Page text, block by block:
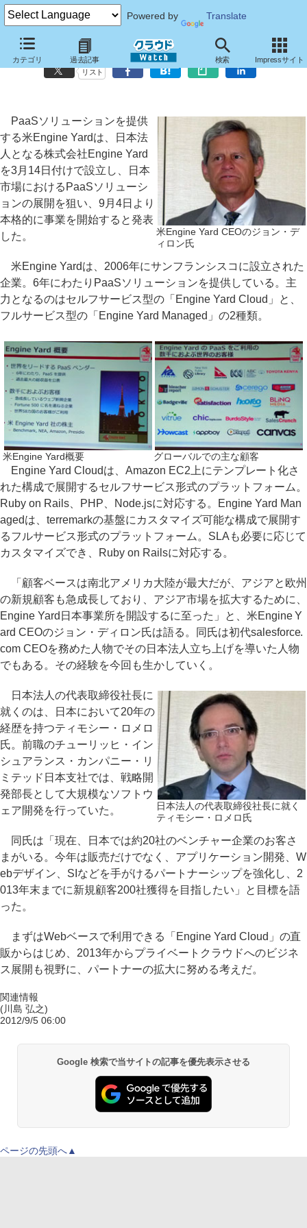
Powered by Translate
カテゴリ 過去記事 検索 Impressサイト
PaaSソリューションを提供する米Engine Yard、日本法人を設立
リスト
米Engine Yard CEOのジョン・デ
ィロン氏
PaaSソリューションを提供
する米Engine Yardは、日本法
人となる株式会社Engine Yard
を3月14日付けで設立し、日本
市場におけるPaaSソリューシ
ョンの展開を狙い、9月4日より
本格的に事業を開始すると発表
した。
米Engine Yardは、2006年にサンフランシスコに設立された
企業。6年にわたりPaaSソリューションを提供している。主
力となるのはセルフサービス型の「Engine Yard Cloud」と、
フルサービス型の「Engine Yard Managed」の2種類。
米Engine Yard概要 グローバルでの主な顧客
Engine Yard Cloudは、Amazon EC2上にテンプレート化さ
れた構成で展開するセルフサービス形式のプラットフォーム。
Ruby on Rails、PHP、Node.jsに対応する。Engine Yard Man
agedは、terremarkの基盤にカスタマイズ可能な構成で展開す
るフルサービス形式のプラットフォーム。SLAも必要に応じて
カスタマイズでき、Ruby on Railsに対応する。
「顧客ベースは南北アメリカ大陸が最大だが、アジアと欧州
の新規顧客も急成長しており、アジア市場を拡大するために、
Engine Yard日本事業所を開設するに至った」と、米Engine Y
ard CEOのジョン・ディロン氏は語る。同氏は初代salesforce.
com CEOを務めた人物でその日本法人立ち上げを導いた人物
でもある。その経験を今回も生かしていく。
日本法人の代表取締役社長に就く
ティモシー・ロメロ氏
日本法人の代表取締役社長に
就くのは、日本において20年の
経歴を持つティモシー・ロメロ
氏。前職のチューリッヒ・イン
シュアランス・カンパニー・リ
ミテッド日本支社では、戦略開
発部長として大規模なソフトウ
ェア開発を行っていた。
同氏は「現在、日本では約20社のベンチャー企業のお客さ
まがいる。今年は販売だけでなく、アプリケーション開発、W
ebデザイン、SIなどを手がけるパートナーシップを強化し、2
013年末までに新規顧客200社獲得を目指したい」と目標を語
った。
まずはWebベースで利用できる「Engine Yard Cloud」の直
販からはじめ、2013年からプライベートクラウドへのビジネ
ス展開も視野に、パートナーの拡大に努める考えだ。
関連情報
(川島 弘之)
2012/9/5 06:00
Google 検索で当サイトの記事を優先表示させる
ページの先頭へ▲